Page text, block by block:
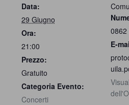
Data:
29 Giugno
Ora:
21:00
Prezzo:
Gratuito
Categoria Evento:
Concerti
0862
E-